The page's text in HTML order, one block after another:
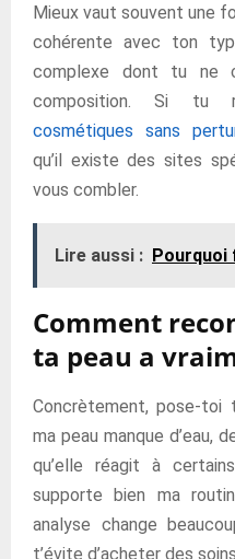
Mieux vaut souvent une
cohérente avec ton
complexe dont tu ne
composition. Si tu
cosmétiques sans
qu’il existe des sites
vous combler.
Lire aussi : Pourquoi
Comment
ta peau a
Concrètement, pose-
ma peau manque d’eau,
qu’elle réagit à
supporte bien ma
analyse change
t’évite d’acheter des